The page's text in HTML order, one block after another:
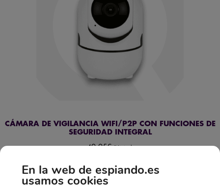
SEGURIDAD INTEGRAL
En la web de espiando.es
usamos cookies